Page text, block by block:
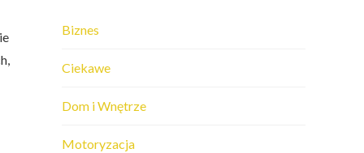
Biznes
Ciekawe
Dom i Wnętrze
Motoryzacja